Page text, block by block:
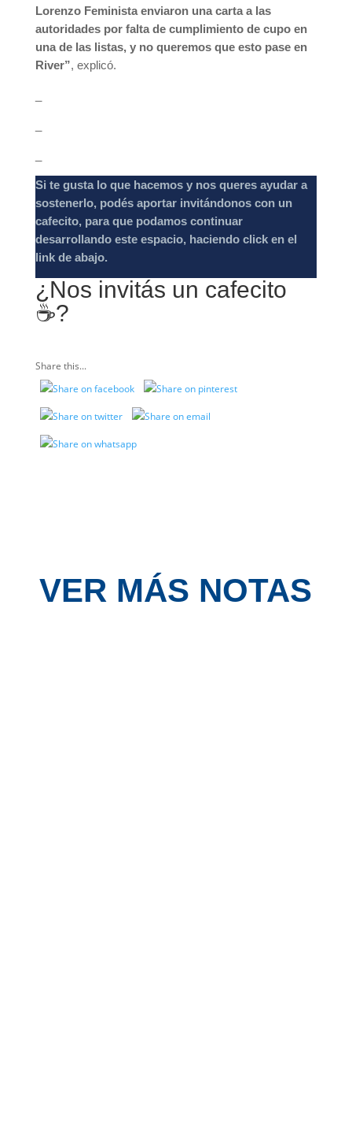
Lorenzo Feminista enviaron una carta a las
autoridades por falta de cumplimiento de cupo en
una de las listas, y no queremos que esto pase en
River”, explicó.
Si te gusta lo que hacemos y nos queres ayudar a
sostenerlo, podés aportar invitándonos con un
cafecito, para que podamos continuar
desarrollando este espacio, haciendo click en el
link de abajo.
¿Nos invitás un cafecito
☕️?
Share this...
VER MÁS NOTAS